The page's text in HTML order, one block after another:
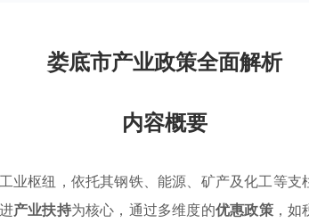
娄底市产业政策全面解析
内容概要
业枢纽，依托其钢铁、能源、矿产及化工等
产业扶持为核心，通过多维度的优惠政策，如